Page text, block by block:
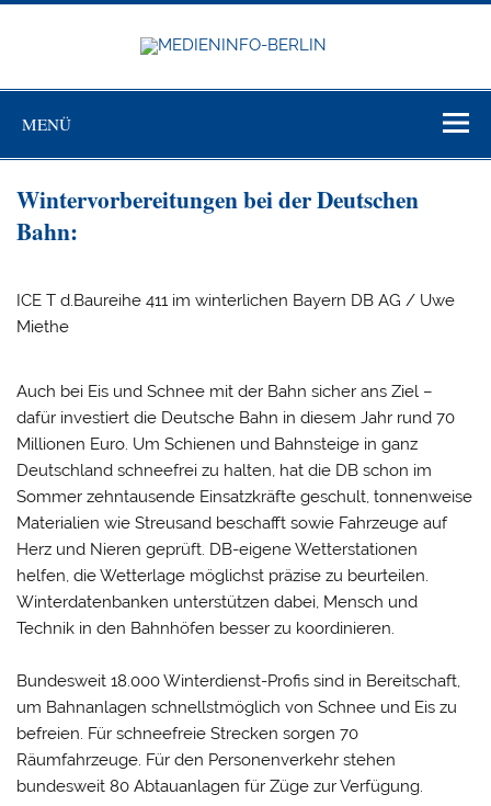
Zum
MENÜ
Wintervorbereitungen bei der Deutschen
Bahn:
ICE T d.Baureihe 411 im winterlichen Bayern DB AG / Uwe
Miethe
Auch bei Eis und Schnee mit der Bahn sicher ans Ziel –
dafür investiert die Deutsche Bahn in diesem Jahr rund 70
Millionen Euro. Um Schienen und Bahnsteige in ganz
Deutschland schneefrei zu halten, hat die DB schon im
Sommer zehntausende Einsatzkräfte geschult, tonnenweise
Materialien wie Streusand beschafft sowie Fahrzeuge auf
Herz und Nieren geprüft. DB-eigene Wetterstationen
helfen, die Wetterlage möglichst präzise zu beurteilen.
Winterdatenbanken unterstützen dabei, Mensch und
Technik in den Bahnhöfen besser zu koordinieren.
Bundesweit 18.000 Winterdienst-Profis sind in Bereitschaft,
um Bahnanlagen schnellstmöglich von Schnee und Eis zu
befreien. Für schneefreie Strecken sorgen 70
Räumfahrzeuge. Für den Personenverkehr stehen
bundesweit 80 Abtauanlagen für Züge zur Verfügung.